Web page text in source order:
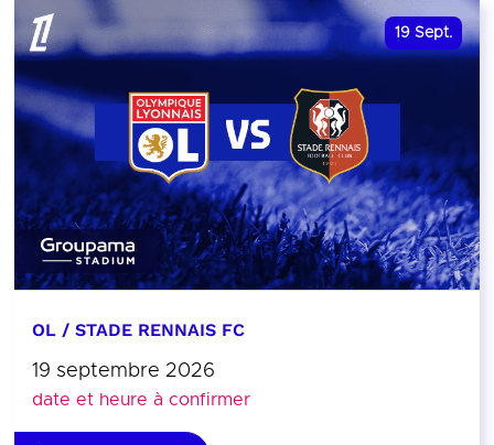
19 Sept.
OL / STADE RENNAIS FC
19 septembre 2026
date et heure à confirmer